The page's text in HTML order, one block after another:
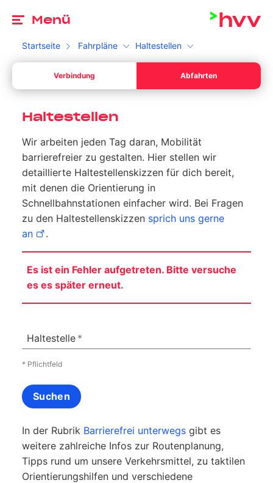
Menü
Startseite Fahrpläne Haltestellen
Verbindung Abfahrten
Dein Ziel *
Bitte wähle ein gültiges Datum aus.
Bitte gib eine Uhrzeit an.
Umschalten zwischen Abfahrt und AnkunftSuchen
Haltestellen
Wir arbeiten jeden Tag daran, Mobilität
barrierefreier zu gestalten. Hier stellen wir
detaillierte Haltestellenskizzen für dich bereit,
mit denen die Orientierung in
Schnellbahnstationen einfacher wird. Bei Fragen
zu den Haltestellenskizzen sprich uns gerne
an
.
Es ist ein Fehler aufgetreten. Bitte versuche
es es später erneut.
Haltestelle
* Pflichtfeld
Suchen
In der Rubrik Barrierefrei unterwegs gibt es
weitere zahlreiche Infos zur Routenplanung,
Tipps rund um unsere Verkehrsmittel, zu taktilen
Orientierungshilfen und verschiedene